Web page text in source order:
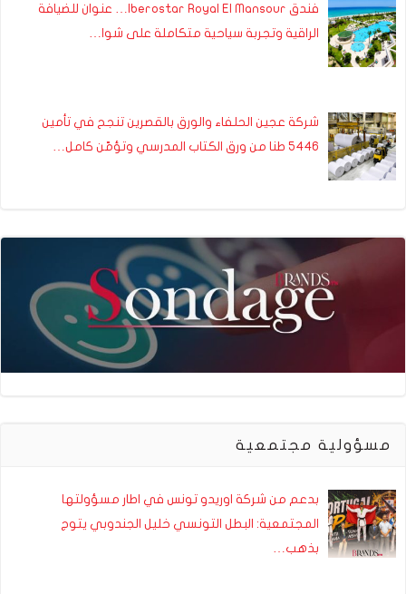
فندق Iberostar Royal El Mansour… عنوان للضيافة
الراقية وتجربة سياحية متكاملة على شوا…
شركة عجين الحلفاء والورق بالقصرين تنجح في تأمين
5446 طنا من ورق الكتاب المدرسي وتؤمّن كامل…
مسؤولية مجتمعية
بدعم من شركة اوريدو تونس في اطار مسؤولتها
المجتمعية: البطل التونسي خليل الجندوبي يتوج
بذهب…